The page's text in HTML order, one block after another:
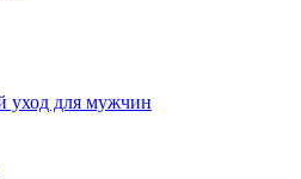
уход для мужчин